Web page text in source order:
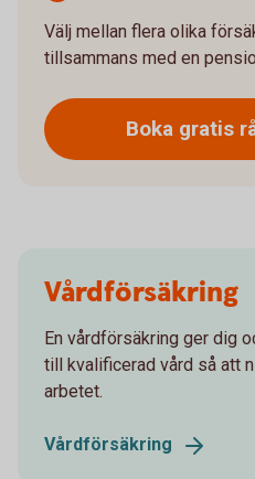
Välj mellan flera olika
tillsammans med en
Boka gratis
Vårdförsäkring
En vårdförsäkring ger dig
till kvalificerad vård så att
arbetet.
Vårdförsäkring